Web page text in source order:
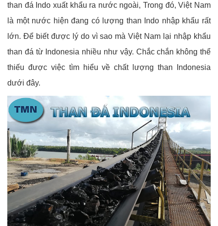
than đá Indo xuất khẩu ra nước ngoài, Trong đó, Việt Nam
là một nước hiện đang có lượng than Indo nhập khẩu rất
lớn. Để biết được lý do vì sao mà Việt Nam lại nhập khẩu
than đá từ Indonesia nhiều như vậy. Chắc chắn không thể
thiếu được việc tìm hiểu về chất lượng than Indonesia
dưới đây.